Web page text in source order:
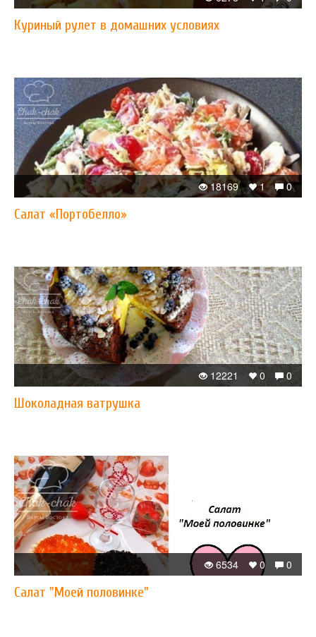
Куриный рулет в домашних условиях
0
1
18169
Салат «Портобелло»
0
0
12221
Шоколадная ватрушка
0
0
6534
Салат "Моей половинке"